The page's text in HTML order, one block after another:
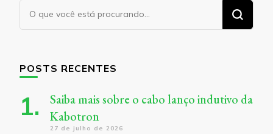
Procurando
algo?
POSTS RECENTES
Saiba mais sobre o cabo lanço indutivo da
Kabotron
27 de julho de 2026